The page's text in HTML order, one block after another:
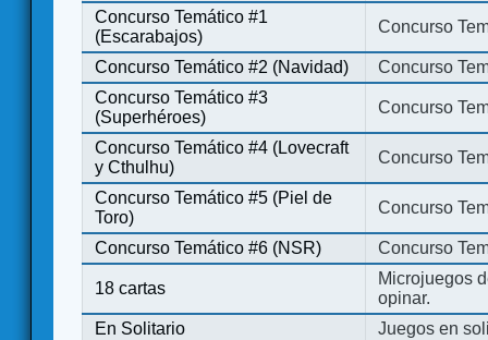
Concurso Temático #1
(Escarabajos)
Concurso
Concurso Temático #2 (Navidad)
Concurso
Concurso Temático #3
(Superhéroes)
Concurso
Concurso Temático #4 (Lovecraft
y Cthulhu)
Concurso
Concurso Temático #5 (Piel de
Toro)
Concurso
Concurso Temático #6 (NSR) Concurso
18 cartas
Microjuegos
opinar.
En Solitario
Juegos en